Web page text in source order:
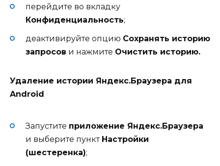
перейдите во вкладку
Конфиденциальность;
деактивируйте опцию Сохранять историю
запросов и нажмите Очистить историю.
Удаление истории Яндекс.Браузера для
Android
Запустите приложение Яндекс.Браузера
и выберите пункт Настройки
(шестеренка);